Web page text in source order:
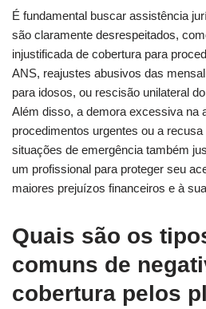
É fundamental buscar assistência
são claramente desrespeitados,
injustificada de cobertura para
ANS, reajustes abusivos das
para idosos, ou rescisão unilateral
Além disso, a demora excessiva na
procedimentos urgentes ou a
situações de emergência também
um profissional para proteger seu
maiores prejuízos financeiros e à
Quais são os
comuns de
cobertura pelos